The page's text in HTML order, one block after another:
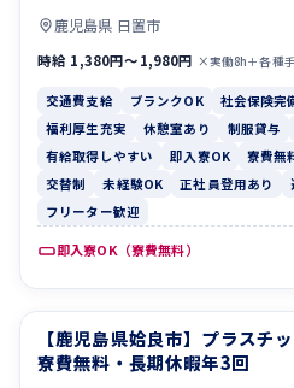
鹿児島県 日置市
時給 1,380円〜1,980円 ×実働8h＋各種
交通費支給 ブランクOK 社会保険完
福利厚生充実
休憩室あり 制服貸与
有給取得しやすい
即入寮OK 寮費無
交替制
未経験OK 正社員登用あり
フリーター歓迎
即入寮OK（寮費無料）
休憩室あり 制服貸与
【鹿児島県姶良市】プラスチ
寮費無料・長期休暇年3回